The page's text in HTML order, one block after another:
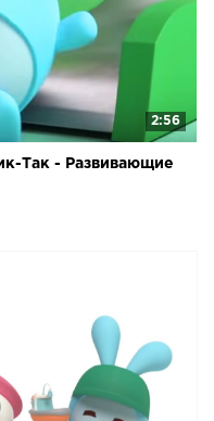
2:56
Так - Развивающие